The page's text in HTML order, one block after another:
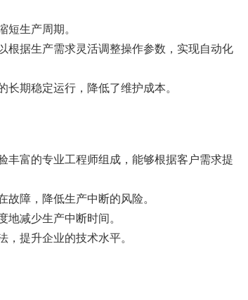
生产周期。
据生产需求灵活调整操作参数，实现自动化
期稳定运行，降低了维护成本。
富的专业工程师组成，能够根据客户需求提
障，降低生产中断的风险。
减少生产中断时间。
提升企业的技术水平。